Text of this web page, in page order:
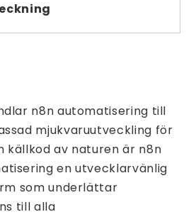
n8n automatisering till
mjukvaruutveckling för
källkod av naturen är n8n
en utvecklarvänlig
som underlättar
till alla